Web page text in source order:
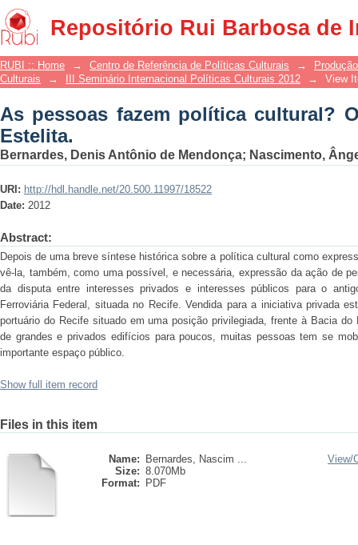
Repositório Rui Barbosa de
As pessoas fazem política cultural? O
RUBI :: Home → Centro de Referência de Políticas Culturais →
Culturais
→ III Seminário Internacional Políticas Culturais 2012 → View
As pessoas fazem política cultural?
Estelita.
Bernardes, Denis Antônio de Mendonça; Nascimento,
URI: http://hdl.handle.net/20.500.11997/18522
Date: 2012
Abstract:
Depois de uma breve síntese histórica sobre a política cultural como
vê-la, também, como uma possível, e necessária, expressão da ação de
da disputa entre interesses privados e interesses públicos para o
Ferroviária Federal, situada no Recife. Vendida para a iniciativa privada
portuário do Recife situado em uma posição privilegiada, frente à Bacia
de grandes e privados edifícios para poucos, muitas pessoas tem se
importante espaço público.
Show full item record
Files in this item
Name:
Bernardes, Nascim ...
Size: 8.070Mb
Format:
PDF
View/